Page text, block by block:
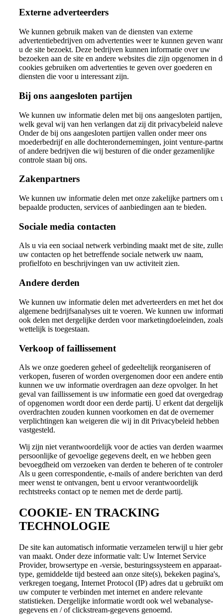
Externe adverteerders
We kunnen gebruik maken van de diensten van externe
advertentiebedrijven om advertenties weer te kunnen geven
u de site bezoekt. Deze bedrijven kunnen informatie over uw
bezoeken aan de site en andere websites die zijn opgenomen in
cookies gebruiken om advertenties te geven over goederen en
diensten die voor u interessant zijn.
Bij ons aangesloten partijen
We kunnen uw informatie delen met bij ons aangesloten
welk geval wij van hen verlangen dat zij dit privacybeleid
Onder de bij ons aangesloten partijen vallen onder meer ons
moederbedrijf en alle dochterondernemingen, joint venture-
of andere bedrijven die wij besturen of die onder gezamenlijke
controle staan bij ons.
Zakenpartners
We kunnen uw informatie delen met onze zakelijke partners om
bepaalde producten, services of aanbiedingen aan te bieden.
Sociale media contacten
Als u via een sociaal netwerk verbinding maakt met de site,
uw contacten op het betreffende sociale netwerk uw naam,
profielfoto en beschrijvingen van uw activiteit zien.
Andere derden
We kunnen uw informatie delen met adverteerders en met het
algemene bedrijfsanalyses uit te voeren. We kunnen uw
ook delen met dergelijke derden voor marketingdoeleinden, zoals
wettelijk is toegestaan.
Verkoop of faillissement
Als we onze goederen geheel of gedeeltelijk reorganiseren of
verkopen, fuseren of worden overgenomen door een andere
kunnen we uw informatie overdragen aan deze opvolger. In het
geval van faillissement is uw informatie een goed dat
of opgenomen wordt door een derde partij. U erkent dat
overdrachten zouden kunnen voorkomen en dat de overnemer
verplichtingen kan weigeren die wij in dit Privacybeleid hebben
vastgesteld.
Wij zijn niet verantwoordelijk voor de acties van derden
persoonlijke of gevoelige gegevens deelt, en we hebben geen
bevoegdheid om verzoeken van derden te beheren of te
Als u geen correspondentie, e-mails of andere berichten van
meer wenst te ontvangen, bent u ervoor verantwoordelijk
rechtstreeks contact op te nemen met de derde partij.
COOKIE- EN TRACKING
TECHNOLOGIE
De site kan automatisch informatie verzamelen terwijl u hier
van maakt. Onder deze informatie valt: Uw Internet Service
Provider, browsertype en -versie, besturingssysteem en apparaat-
type, gemiddelde tijd besteed aan onze site(s), bekeken pagina's,
verkregen toegang, Internet Protocol (IP) adres dat u gebruikt om
uw computer te verbinden met internet en andere relevante
statistieken. Dergelijke informatie wordt ook wel webanalyse-
gegevens en / of clickstream-gegevens genoemd.